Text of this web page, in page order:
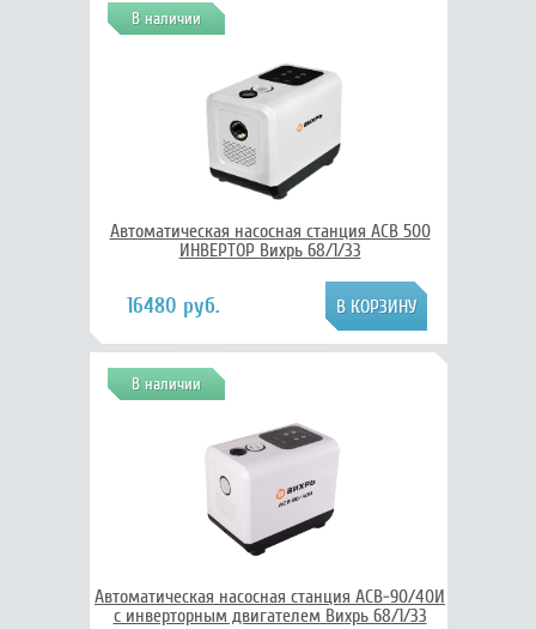
В наличии
Автоматическая насосная станция АСВ 500
ИНВЕРТОР Вихрь 68/1/33
16480 руб.
В наличии
Автоматическая насосная станция АСВ-90/40И
с инверторным двигателем Вихрь 68/1/33